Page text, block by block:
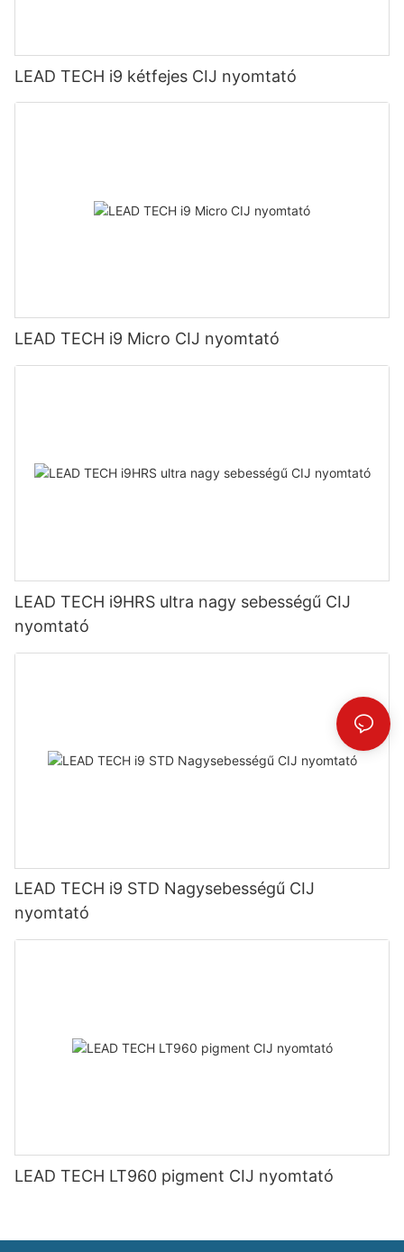
LEAD TECH i9 kétfejes CIJ nyomtató
LEAD TECH i9 Micro CIJ nyomtató
LEAD TECH i9HRS ultra nagy sebességű CIJ
nyomtató
LEAD TECH i9 STD Nagysebességű CIJ
nyomtató
LEAD TECH LT960 pigment CIJ nyomtató